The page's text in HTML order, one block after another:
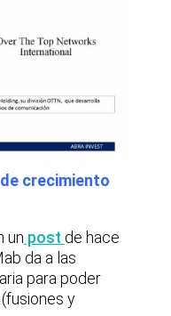
crecimiento
un post de hace
da a las
para poder
y